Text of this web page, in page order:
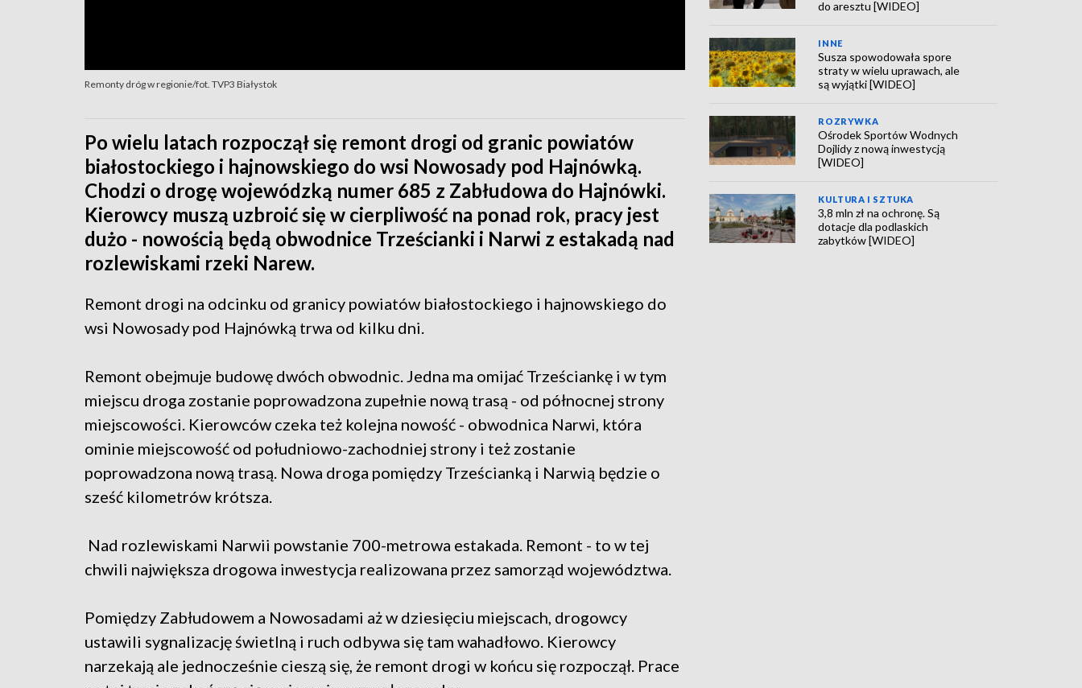
Remonty dróg w regionie/fot. TVP3 Białystok
Po wielu latach rozpoczął się remont drogi od granic powiatów
białostockiego i hajnowskiego do wsi Nowosady pod Hajnówką.
Chodzi o drogę wojewódzką numer 685 z Zabłudowa do Hajnówki.
Kierowcy muszą uzbroić się w cierpliwość na ponad rok, pracy jest
dużo - nowością będą obwodnice Trześcianki i Narwi z estakadą nad
rozlewiskami rzeki Narew.
Remont drogi na odcinku od granicy powiatów białostockiego i hajnowskiego do
wsi Nowosady pod Hajnówką trwa od kilku dni.
Remont obejmuje budowę dwóch obwodnic. Jedna ma omijać Trześciankę i w tym
miejscu droga zostanie poprowadzona zupełnie nową trasą - od północnej strony
miejscowości. Kierowców czeka też kolejna nowość - obwodnica Narwi, która
ominie miejscowość od południowo-zachodniej strony i też zostanie
poprowadzona nową trasą. Nowa droga pomiędzy Trześcianką i Narwią będzie o
sześć kilometrów krótsza.
Nad rozlewiskami Narwii powstanie 700-metrowa estakada. Remont - to w tej
chwili największa drogowa inwestycja realizowana przez samorząd województwa.
Pomiędzy Zabłudowem a Nowosadami aż w dziesięciu miejscach, drogowcy
ustawili sygnalizację świetlną i ruch odbywa się tam wahadłowo. Kierowcy
narzekają ale jednocześnie cieszą się, że remont drogi w końcu się rozpoczął. Prace
do aresztu [WIDEO]
INNE
Susza spowodowała spore
straty w wielu uprawach, ale
są wyjątki [WIDEO]
ROZRYWKA
Ośrodek Sportów Wodnych
Dojlidy z nową inwestycją
[WIDEO]
KULTURA I SZTUKA
3,8 mln zł na ochronę. Są
dotacje dla podlaskich
zabytków [WIDEO]